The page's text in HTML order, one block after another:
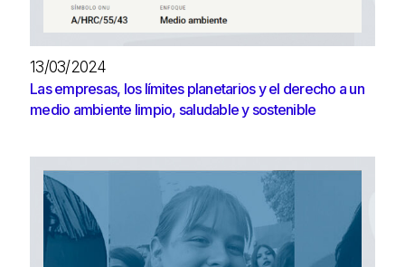
13/03/2024
Las empresas, los límites planetarios y el derecho a un
medio ambiente limpio, saludable y sostenible